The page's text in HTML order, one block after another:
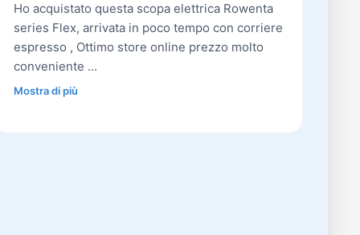
Ho acquistato questa scopa elettrica Rowenta
series Flex, arrivata in poco tempo con corriere
espresso , Ottimo store online prezzo molto
conveniente ...
Mostra di più